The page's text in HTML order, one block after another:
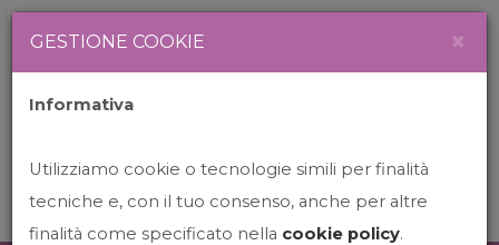
GESTIONE COOKIE ×
Informativa
Utilizziamo cookie o tecnologie simili per finalità
tecniche e, con il tuo consenso, anche per altre
finalità come specificato nella cookie policy.